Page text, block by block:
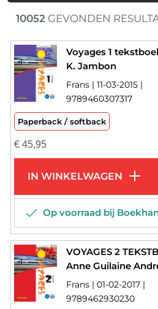
10052GEVONDEN
K. Jambon
Frans | 11-03-2015 |
9789460307317
Paperback / softback
€45,95
IN WINKELWAGEN
Op voorraad bij
Anne Guilaine André-Krystelle
Frans | 01-02-2017 |
9789462930230